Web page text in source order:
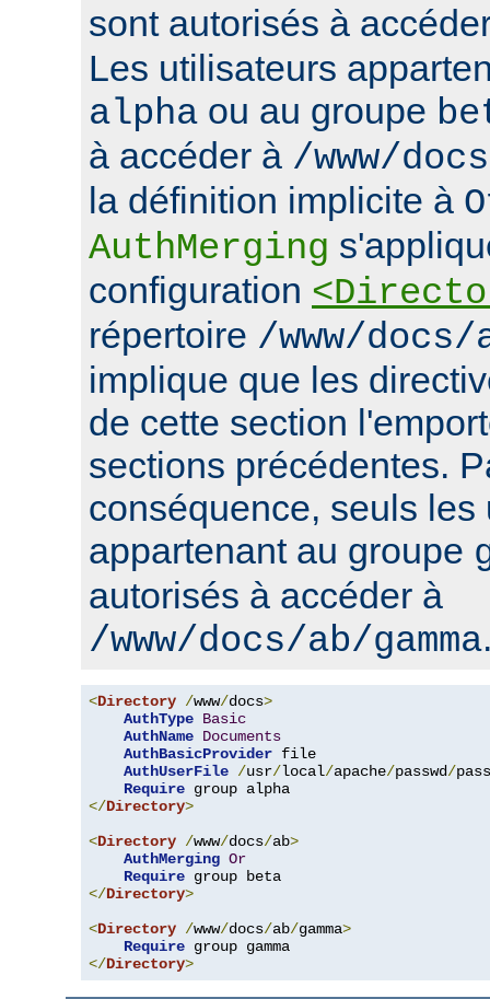
sont autorisés à
Les utilisateurs
alpha ou au groupe
à accéder à /www/
la définition implicite à
AuthMerging
configuration
répertoire /www/docs/
implique que les
de cette section
sections précédentes.
conséquence, seuls les
appartenant au groupe
autorisés à accéder à
/www/docs/ab/gamma
<Directory /www/docs>
AuthType Basic
AuthName Documents
AuthBasicProvider file
AuthUserFile /usr/local/apache/passwd/
Require
</Directory>
<Directory /www/docs/ab>
AuthMerging Or
Require
</Directory>
<Directory /www/docs/ab/gamma>
Require
</Directory>